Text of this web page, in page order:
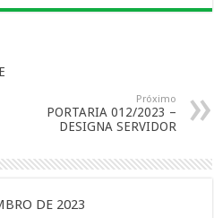
Próximo
PORTARIA 012/2023 –
DESIGNA SERVIDOR
DE 2023